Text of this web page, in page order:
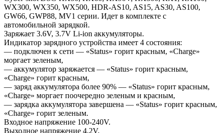
WX300, WX350, WX500, HDR-AS10, AS15, AS30, AS100,
GW66, GWP88, MV1 серии. Идет в комплекте с
автомобильной зарядкой.
Заряжает 3.6V, 3.7V Li-ion аккумуляторы.
Индикатор зарядного устройства имеет 4 состояния:
— подключен к сети — «Status» горит красным, «Charge»
моргает зеленым,
— аккумулятор заряжается — «Status» горит красным,
«Charge» горит красным,
— заряд аккумулятора более 90% — «Status» горит красным,
«Charge» моргает поочередно зеленым и красным,
— зарядка аккумулятора завершена — «Status» горит красным,
«Charge» горит зеленым.
Входное напряжение 100-240V.
Выходное напряжение 4.2V.